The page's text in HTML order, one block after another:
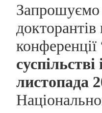
Запрошуємо
конференції
листопада